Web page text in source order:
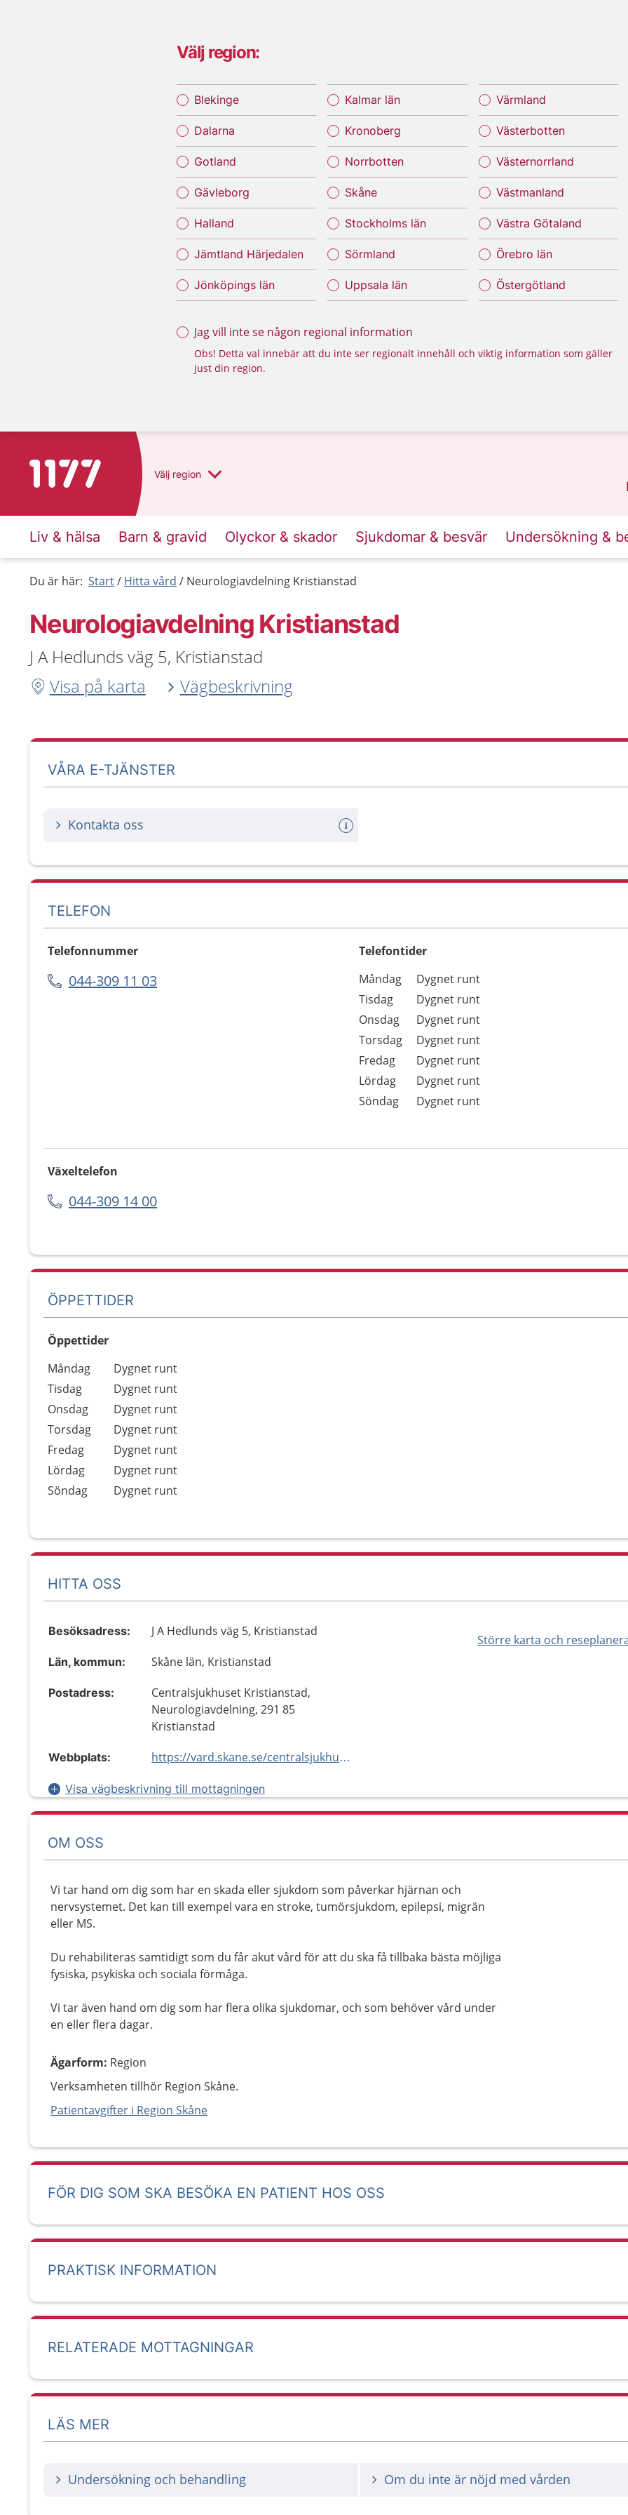
Välj region:
Blekinge
Dalarna
Gotland
Gävleborg
Halland
Jämtland Härjedalen
Jönköpings län
Kalmar län
Kronoberg
Norrbotten
Skåne
Stockholms län
Sörmland
Uppsala län
Värmland
Västerbotten
Västernorrland
Västmanland
Västra Götaland
Örebro län
Östergötland
Jag vill inte se någon regional information
Obs! Detta val innebär att du inte ser regionalt innehåll och viktig information som gäller
just din region.
Till startsidan för 1177 Välj region
Liv & hälsa Barn & gravid Olyckor & skador Sjukdomar & besvär Undersökning &
Du är här: Start Hitta vård Neurologiavdelning Kristianstad
Neurologiavdelning Kristianstad
J A Hedlunds väg 5, Kristianstad
Visa på karta
Vägbeskrivning
VÅRA E-TJÄNSTER
Kontakta oss
TELEFON
Telefonnummer
044-309 11 03
Telefontider
Dag
Öppettider
Kommentarer
Måndag
Dygnet runt
Tisdag
Dygnet runt
Onsdag
Dygnet runt
Torsdag
Dygnet runt
Fredag
Dygnet runt
Lördag
Dygnet runt
Söndag
Dygnet runt
Växeltelefon
044-309 14 00
ÖPPETTIDER
Öppettider
Dag
Öppettider
Kommentarer
Måndag
Dygnet runt
Tisdag
Dygnet runt
Onsdag
Dygnet runt
Torsdag
Dygnet runt
Fredag
Dygnet runt
Lördag
Dygnet runt
Söndag
Dygnet runt
HITTA OSS
Större karta och
Besöksadress: J A Hedlunds väg 5, Kristianstad
Län, kommun: Skåne län, Kristianstad
Postadress:
Centralsjukhuset Kristianstad,
Neurologiavdelning, 291 85
Kristianstad
Webbplats: https://vard.skane.se/centralsjukhuset-kristianstad-csk/mottagningar-och-avdelningar/neurologiavdelning/
Visa vägbeskrivning till mottagningen
OM OSS
Vi tar hand om dig som har en skada eller sjukdom som påverkar hjärnan och
nervsystemet. Det kan till exempel vara en stroke, tumörsjukdom, epilepsi, migrän
eller MS.
Du rehabiliteras samtidigt som du får akut vård för att du ska få tillbaka bästa möjliga
fysiska, psykiska och sociala förmåga.
Vi tar även hand om dig som har flera olika sjukdomar, och som behöver vård under
en eller flera dagar.
Ägarform: Region
Verksamheten tillhör Region Skåne.
Patientavgifter i Region Skåne
FÖR DIG SOM SKA BESÖKA EN PATIENT HOS OSS
PRAKTISK INFORMATION
RELATERADE MOTTAGNINGAR
LÄS MER
Undersökning och behandling Om du inte är nöjd med vården